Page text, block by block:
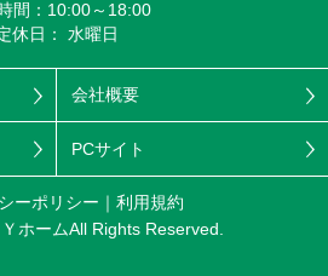
間：10:00～18:00
休日： 水曜日
会社概要
PCサイト
ーポリシー
利用規約
ホームAll Rights Reserved.